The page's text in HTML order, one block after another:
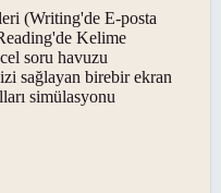
(Writing'de E-posta
Kelime
soru havuzu
sağlayan birebir ekran
simülasyonu